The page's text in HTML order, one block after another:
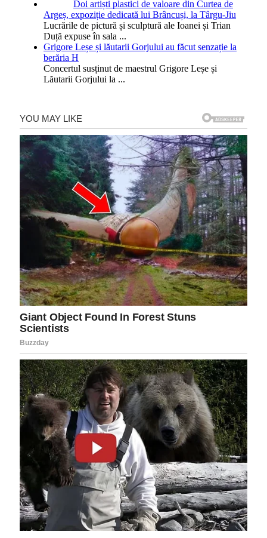
Doi artiști plastici de valoare din Curtea de
Argeș, expoziție dedicată lui Brâncuși, la Târgu-Jiu
Lucrările de pictură și sculptură ale Ioanei și Trian
Duță expuse în sala ...
Grigore Leșe și lăutarii Gorjului au făcut senzație la
berăria H
Concertul susținut de maestrul Grigore Leșe și
Lăutarii Gorjului la ...